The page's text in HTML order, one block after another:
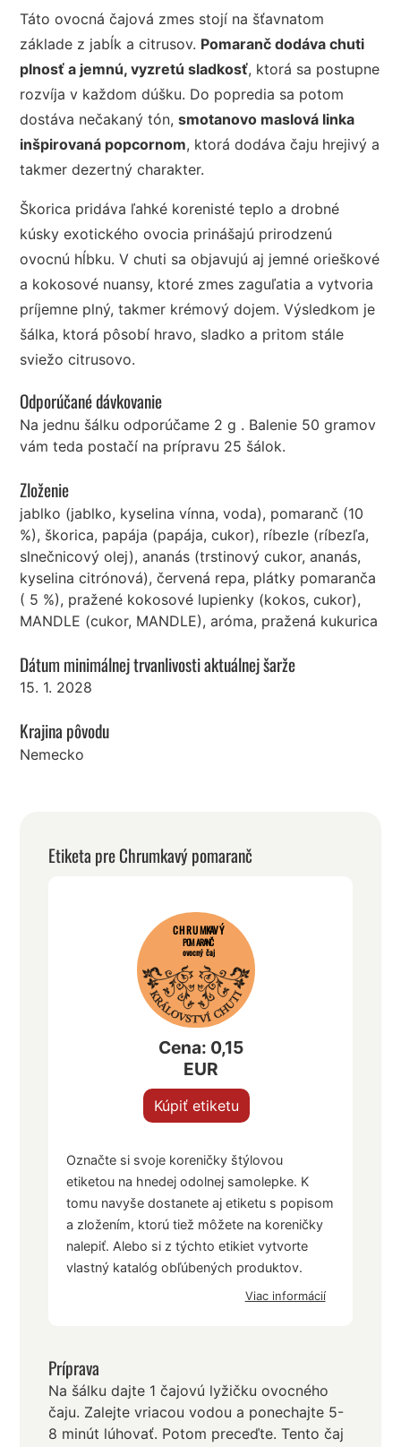
Táto ovocná čajová zmes stojí na šťavnatom
základe z jabĺk a citrusov. Pomaranč dodáva chuti
plnosť a jemnú, vyzretú sladkosť, ktorá sa postupne
rozvíja v každom dúšku. Do popredia sa potom
dostáva nečakaný tón,smotanovo maslová linka
inšpirovaná popcornom, ktorá dodáva čaju hrejivý a
takmer dezertný charakter.
Škorica pridáva ľahké korenisté teplo a drobné
kúsky exotického ovocia prinášajú prirodzenú
ovocnú hĺbku. V chuti sa objavujú aj jemné orieškové
a kokosové nuansy, ktoré zmes zaguľatia a vytvoria
príjemne plný, takmer krémový dojem. Výsledkom je
šálka, ktorá pôsobí hravo, sladko a pritom stále
sviežo citrusovo.
Odporúčané dávkovanie
Na jednu šálku odporúčame 2 g . Balenie 50 gramov
vám teda postačí na prípravu 25 šálok.
Zloženie
jablko (jablko, kyselina vínna, voda), pomaranč (10
%), škorica, papája (papája, cukor), ríbezle (ríbezľa,
slnečnicový olej), ananás (trstinový cukor, ananás,
kyselina citrónová), červená repa, plátky pomaranča
( 5 %), pražené kokosové lupienky (kokos, cukor),
MANDLE (cukor, MANDLE), aróma, pražená kukurica
Dátum minimálnej trvanlivosti aktuálnej šarže
15. 1. 2028
Krajina pôvodu
Nemecko
Etiketa pre Chrumkavý pomaranč
CHRUMKAVÝ
POMARANČ
ovocný čaj
Cena: 0,15
EUR
Kúpiť etiketu
Označte si svoje koreničky štýlovou
etiketou na hnedej odolnej samolepke. K
tomu navyše dostanete aj etiketu s popisom
a zložením, ktorú tiež môžete na koreničky
nalepiť. Alebo si z týchto etikiet vytvorte
vlastný katalóg obľúbených produktov.
Viac informácií
Príprava
Na šálku dajte 1 čajovú lyžičku ovocného
čaju. Zalejte vriacou vodou a ponechajte 5-
8 minút lúhovať. Potom preceďte. Tento čaj